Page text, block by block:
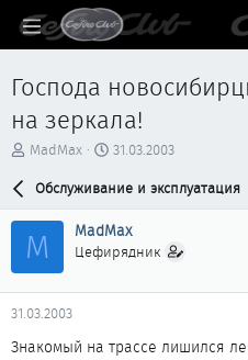
Господа
на зеркала!
А
р
т
м
ы
MadMax
Д
т
н
а
ч
а
31.03.2003
Обслуживание и эксплуатация
M MadMax
Цефирядник
31.03.2003
Знакомый на трассе лишился